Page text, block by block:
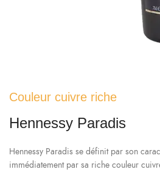
Couleur cuivre riche
Hennessy Paradis
Hennessy Paradis se définit par son
immédiatement par sa riche couleur